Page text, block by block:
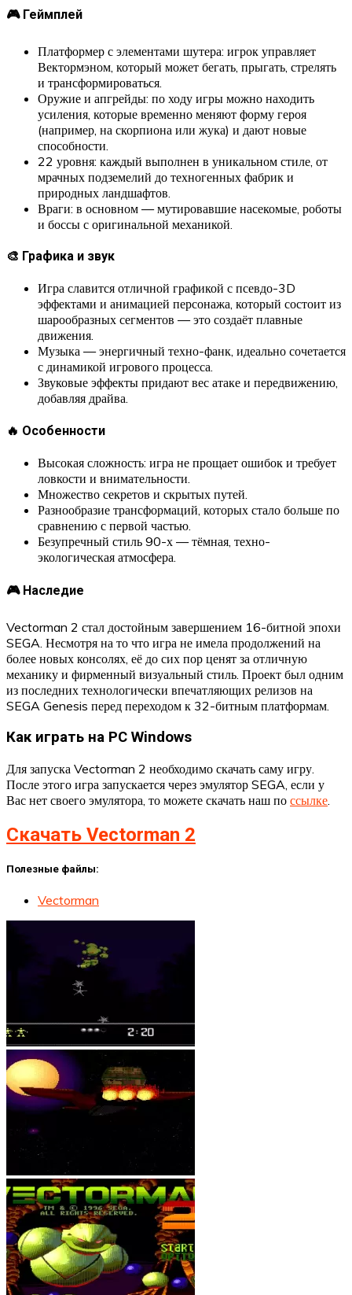
🎮 Геймплей
Платформер с элементами шутера: игрок управляет
Вектормэном, который может бегать, прыгать, стрелять
и трансформироваться.
Оружие и апгрейды: по ходу игры можно находить
усиления, которые временно меняют форму героя
(например, на скорпиона или жука) и дают новые
способности.
22 уровня: каждый выполнен в уникальном стиле, от
мрачных подземелий до техногенных фабрик и
природных ландшафтов.
Враги: в основном — мутировавшие насекомые, роботы
и боссы с оригинальной механикой.
🎨 Графика и звук
Игра славится отличной графикой с псевдо-3D
эффектами и анимацией персонажа, который состоит из
шарообразных сегментов — это создаёт плавные
движения.
Музыка — энергичный техно-фанк, идеально сочетается
с динамикой игрового процесса.
Звуковые эффекты придают вес атаке и передвижению,
добавляя драйва.
🔥 Особенности
Высокая сложность: игра не прощает ошибок и требует
ловкости и внимательности.
Множество секретов и скрытых путей.
Разнообразие трансформаций, которых стало больше по
сравнению с первой частью.
Безупречный стиль 90-х — тёмная, техно-
экологическая атмосфера.
🎮 Наследие
Vectorman 2 стал достойным завершением 16-битной эпохи
SEGA. Несмотря на то что игра не имела продолжений на
более новых консолях, её до сих пор ценят за отличную
механику и фирменный визуальный стиль. Проект был одним
из последних технологически впечатляющих релизов на
SEGA Genesis перед переходом к 32-битным платформам.
Как играть на PC Windows
Для запуска Vectorman 2 необходимо скачать саму игру.
После этого игра запускается через эмулятор SEGA, если у
Вас нет своего эмулятора, то можете скачать наш по ссылке
Скачать Vectorman 2
Полезные файлы:
Vectorman